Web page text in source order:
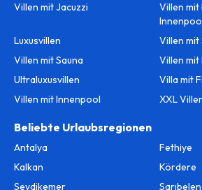
Villen mit Jacuzzi
Villen mit
Luxusvillen
Villen mit
Villen mit Sauna
Villen mit
Ultraluxusvillen
Villa mit
Villen mit Innenpool
XXL
Beliebte Urlaubsregionen
Antalya
Fethiye
Kalkan
Kördere
Seydikemer
Sarıbelen